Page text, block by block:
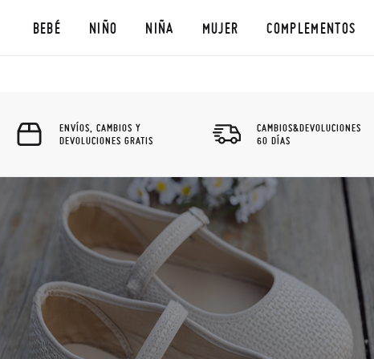
BEBÉ NIÑO NIÑA MUJER COMPLEMENTOS
ENVÍOS, CAMBIOS Y
DEVOLUCIONES GRATIS
CAMBIOS&DEVOLUCIONES
60 DÍAS